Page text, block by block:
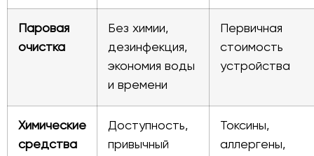
Паровая
очистка
Без химии,
дезинфекция,
экономия воды
и времени
Первичная
стоимость
устройства
Химические
средства
Доступность,
привычный
Токсины,
аллергены,